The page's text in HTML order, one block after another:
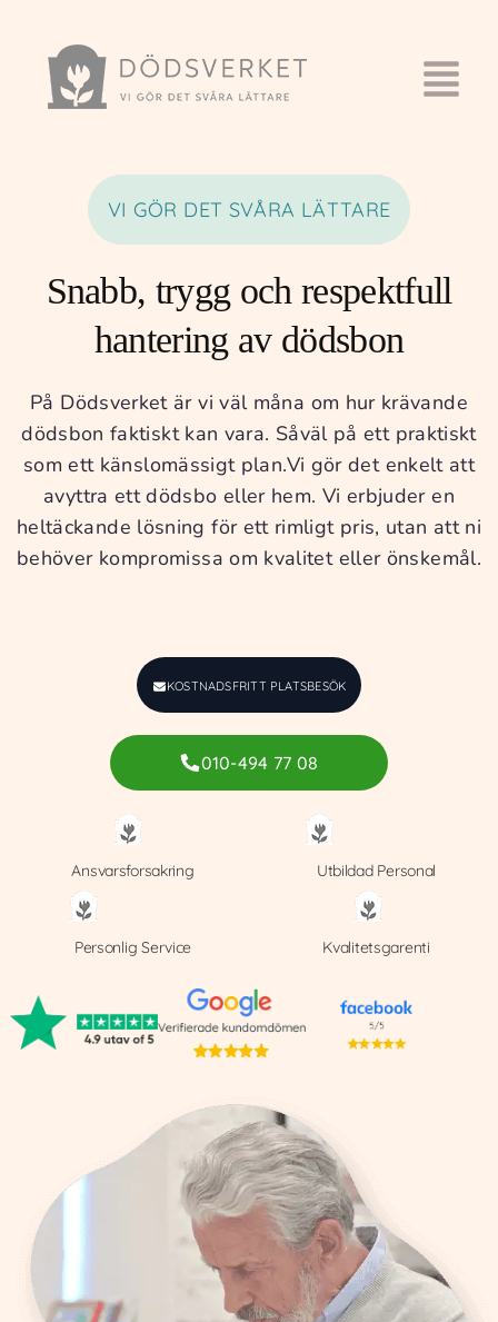
VI GÖR DET SVÅRA LÄTTARE
Snabb, trygg och respektfull
hantering av dödsbon
På Dödsverket är vi väl måna om hur krävande
dödsbon faktiskt kan vara. Såväl på ett praktiskt
som ett känslomässigt plan.Vi gör det enkelt att
avyttra ett dödsbo eller hem. Vi erbjuder en
heltäckande lösning för ett rimligt pris, utan att ni
behöver kompromissa om kvalitet eller önskemål.
KOSTNADSFRITT PLATSBESÖK
010-494 77 08
Ansvarsforsakring Utbildad Personal
Personlig Service Kvalitetsgarenti